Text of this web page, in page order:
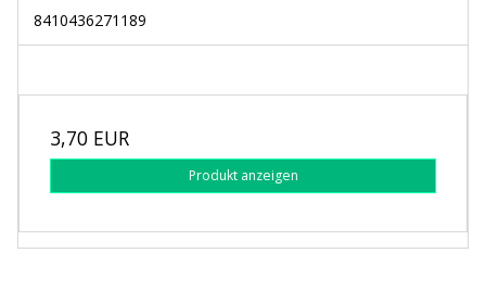
8410436271189
3,70 EUR
Produkt anzeigen